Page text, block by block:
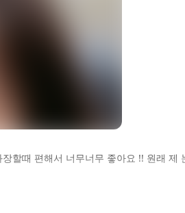
할때 편해서 너무너무 좋아요 !! 원래 제